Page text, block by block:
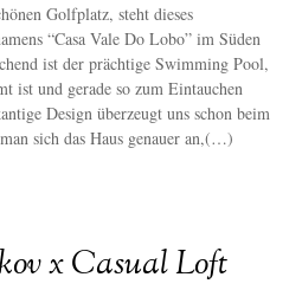
Golfplatz, steht dieses
“Casa Vale Do Lobo” im Süden
ist der prächtige Swimming Pool,
ist und gerade so zum Eintauchen
Design überzeugt uns schon beim
sich das Haus genauer an,(…)
x Casual Loft